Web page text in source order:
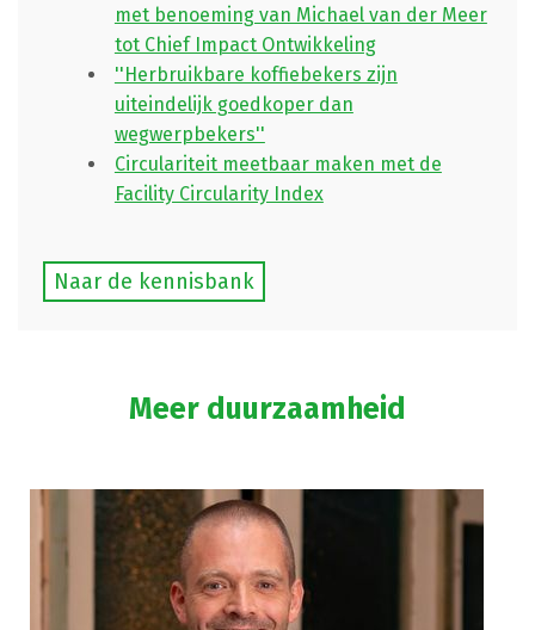
met benoeming van Michael van der Meer
tot Chief Impact Ontwikkeling
''Herbruikbare koffiebekers zijn
uiteindelijk goedkoper dan
wegwerpbekers''
Circulariteit meetbaar maken met de
Facility Circularity Index
Naar de kennisbank
Meer duurzaamheid